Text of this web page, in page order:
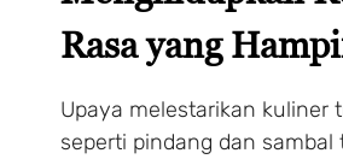
Rasa yang
Upaya melestarikan kuliner
seperti pindang dan sambal